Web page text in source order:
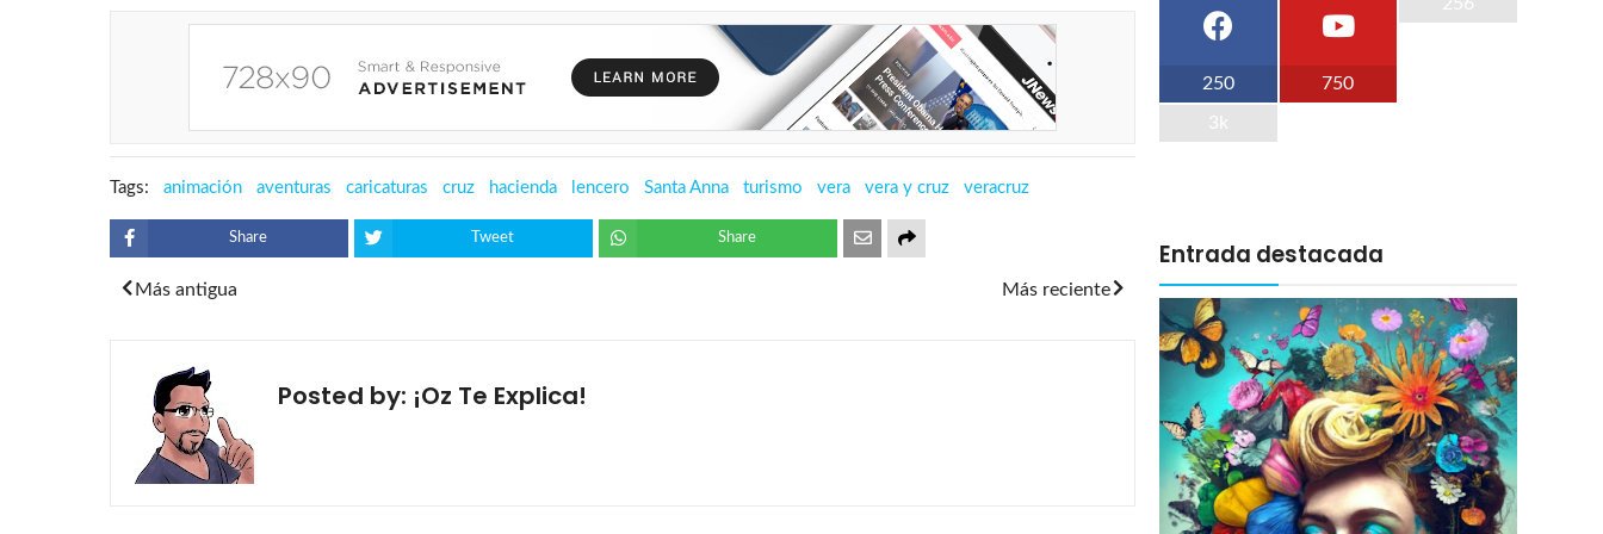
Tags: animación aventuras caricaturas cruz hacienda lencero Santa Anna turismo vera vera y cruz veracruz
Share Tweet Share
Más reciente
Más antigua
Posted by: ¡Oz Te Explica!
250 750
3k
Entrada destacada